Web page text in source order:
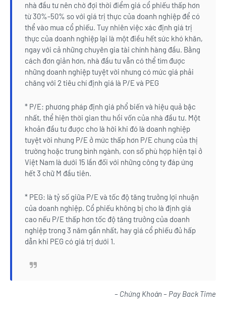
nhà đầu tư nên chờ đợi thời điểm giá cổ phiếu thấp hơn
từ 30%-50% so với giá trị thực của doanh nghiệp để có
thể vào mua cổ phiếu. Tuy nhiên việc xác định giá trị
thực của doanh nghiệp lại là một điều hết sức khó khăn,
ngay với cả những chuyên gia tài chính hàng đầu. Bằng
cách đơn giản hơn, nhà đầu tư vẫn có thể tìm được
những doanh nghiệp tuyệt vời nhưng có mức giá phải
chăng với 2 tiêu chí định giá là P/E và PEG
* P/E: phương pháp định giá phổ biến và hiệu quả bậc
nhất, thể hiện thời gian thu hồi vốn của nhà đầu tư. Một
khoản đầu tư được cho là hời khi đó là doanh nghiệp
tuyệt vời nhưng P/E ở mức thấp hơn P/E chung của thị
trường hoặc trung bình ngành, con số phù hợp hiện tại ở
Việt Nam là dưới 15 lần đối với những công ty đáp ứng
hết 3 chữ M đầu tiên.
* PEG: là tỷ số giữa P/E và tốc độ tăng trưởng lợi nhuận
của doanh nghiệp. Cổ phiếu không bị cho là định giá
cao nếu P/E thấp hơn tốc độ tăng trưởng của doanh
nghiệp trong 3 năm gần nhất, hay giá cổ phiếu đủ hấp
dẫn khi PEG có giá trị dưới 1.
– Chứng Khoán – Pay Back Time